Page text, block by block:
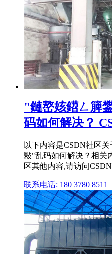
"鏈嶅姟鍣ㄥ簲
码如何解决？
以下内容是CSDN社区
敤"乱码如何解决？相关
区其他内容,请访问CSDN
联系电话: 180 3780 8511